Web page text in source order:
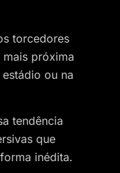
torcedores
próxima
ou na
tendência
que
inédita.